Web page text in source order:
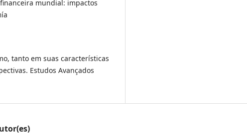
financeira mundial: impactos
tanto em suas características
Estudos Avançados